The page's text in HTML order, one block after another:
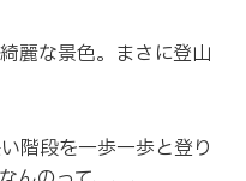
麗な景色。まさに登山
階段を一歩一歩と登り